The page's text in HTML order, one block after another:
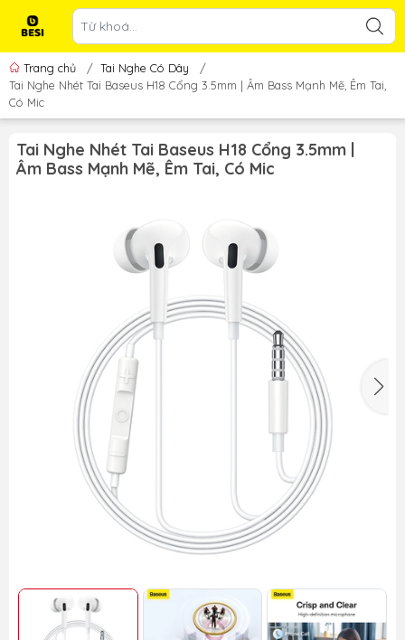
Trang chủ / Tai Nghe Có Dây
/
Tai Nghe Nhét Tai Baseus H18 Cổng 3.5mm | Âm Bass Mạnh Mẽ, Êm Tai,
Có Mic
Tai Nghe Nhét Tai Baseus H18 Cổng 3.5mm |
Âm Bass Mạnh Mẽ, Êm Tai, Có Mic